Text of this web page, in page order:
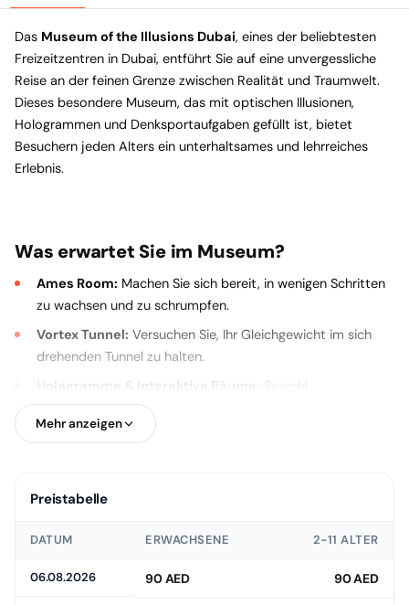
Das Museum of the Illusions Dubai, eines der beliebtesten
Freizeitzentren in Dubai, entführt Sie auf eine unvergessliche
Reise an der feinen Grenze zwischen Realität und Traumwelt.
Dieses besondere Museum, das mit optischen Illusionen,
Hologrammen und Denksportaufgaben gefüllt ist, bietet
Besuchern jeden Alters ein unterhaltsames und lehrreiches
Erlebnis.
Was erwartet Sie im Museum?
Ames Room: Machen Sie sich bereit, in wenigen Schritten
zu wachsen und zu schrumpfen.
Vortex Tunnel: Versuchen Sie, Ihr Gleichgewicht im sich
drehenden Tunnel zu halten.
Hologramme & interaktive Räume:
Sowohl
unterhaltsame als auch Instagram-taugliche Fotomotive
warten auf Sie.
Garantie
Mehr anzeigen
Preistabelle
DATUM ERWACHSENE 2-11 ALTER
06.08.2026 90 AED 90 AED